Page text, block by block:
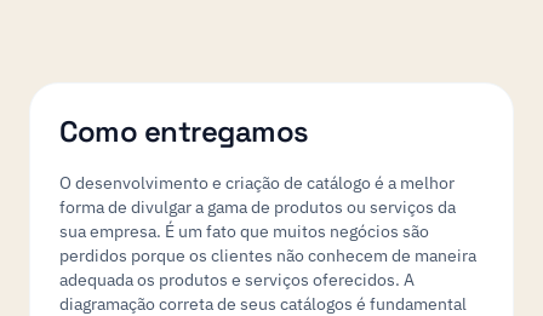
Como entregamos
O desenvolvimento e criação de catálogo é a melhor
forma de divulgar a gama de produtos ou serviços da
sua empresa. É um fato que muitos negócios são
perdidos porque os clientes não conhecem de maneira
adequada os produtos e serviços oferecidos. A
diagramação correta de seus catálogos é fundamental